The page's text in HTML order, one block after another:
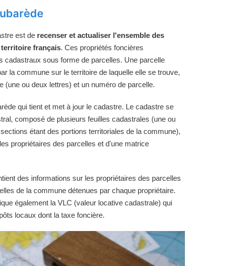
est de recenser et actualiser l'ensemble des
français. Ces propriétés foncières
cadastraux sous forme de parcelles. Une parcelle
la commune sur le territoire de laquelle elle se trouve,
(une ou deux lettres) et un numéro de parcelle.
qui tient et met à jour le cadastre. Le cadastre se
composé de plusieurs feuilles cadastrales (une ou
étant des portions territoriales de la commune),
propriétaires des parcelles et d'une matrice
des informations sur les propriétaires des parcelles
de la commune détenues par chaque propriétaire.
également la VLC (valeur locative cadastrale) qui
locaux dont la taxe foncière.